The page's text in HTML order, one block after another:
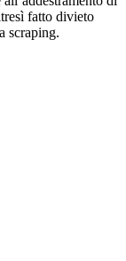
fatto divieto
scraping.